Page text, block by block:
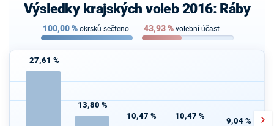
Výsledky krajských voleb 2016: Ráby
100,00% okrsků sečteno 43,93% volební účast
27,61 %
13,80 %
10,47 % 10,47 %
9,04 %